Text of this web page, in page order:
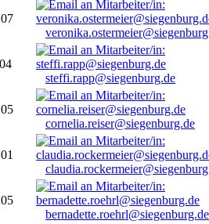
steffi.rapp@siegenburg.de
cornelia.reiser@siegenburg.de
bernadette.roehrl@siegenburg.de